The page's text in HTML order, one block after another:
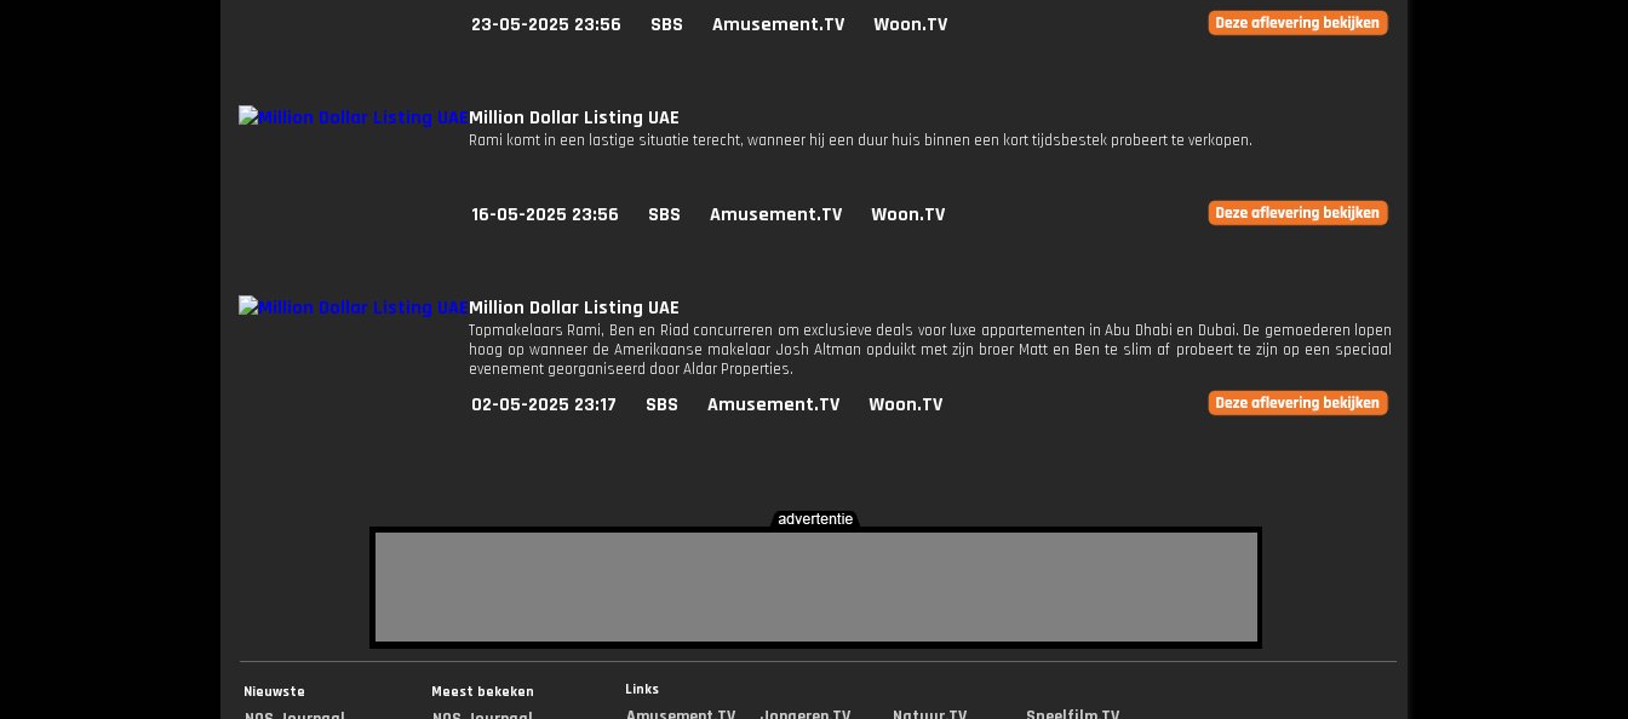
23-05-2025 23:56 SBS Amusement.TV Woon.TV
Million Dollar Listing UAE
Rami komt in een lastige situatie terecht, wanneer hij een duur huis binnen een kort tijdsbestek probeert te verkopen.
16-05-2025 23:56 SBS Amusement.TV Woon.TV
Million Dollar Listing UAE
Topmakelaars Rami, Ben en Riad concurreren om exclusieve deals voor luxe appartementen in Abu Dhabi en Dubai. De gemoederen lopen
hoog op wanneer de Amerikaanse makelaar Josh Altman opduikt met zijn broer Matt en Ben te slim af probeert te zijn op een speciaal
evenement georganiseerd door Aldar Properties.
02-05-2025 23:17 SBS Amusement.TV Woon.TV
Nieuwste Meest bekeken Links